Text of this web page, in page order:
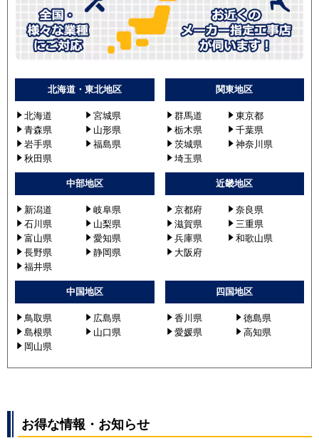
北海道・東北地区
北海道
宮城県
青森県
山形県
岩手県
福島県
秋田県
関東地区
群馬道
東京都
栃木県
千葉県
茨城県
神奈川県
埼玉県
中部地区
新潟道
岐阜県
石川県
山梨県
富山県
愛知県
長野県
静岡県
福井県
近畿地区
京都府
奈良県
滋賀県
三重県
兵庫県
和歌山県
大阪府
中国地区
鳥取県
広島県
島根県
山口県
岡山県
四国地区
香川県
徳島県
愛媛県
高知県
お得な情報・お知らせ